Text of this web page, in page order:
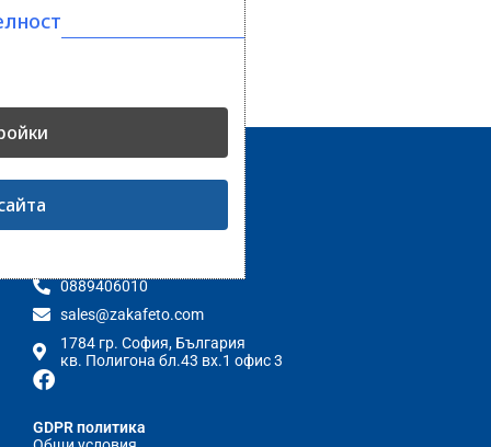
0889406010
sales@zakafeto.com
1784 гр. София, България
кв. Полигона бл.43 вх.1 офис 3
GDPR политика